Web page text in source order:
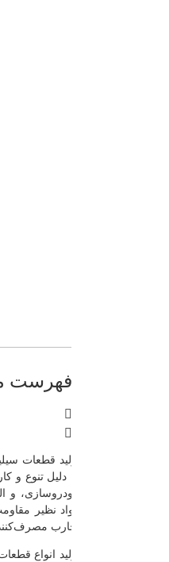
فهرست مطالب
قطعات سیلیکونی امروزه یک
دلیل تنوع و کاربردهای گسترده
و البته صنایع
نظیر مقاومت در برابر دما،
مصرف‌کنندگان را به سوی
انواع قطعات سیلیکونی